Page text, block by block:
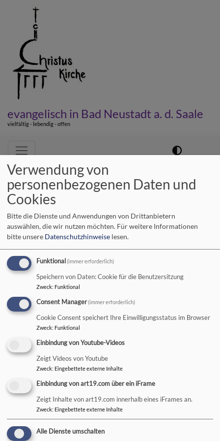
evangelisch in Bad Neustadt a. d. Saale
vielfältig - lebendig - offen
Hauptnavigation
Startseite Dekan
Dekan
Karl-Uwe Rasp wechselt als
Dekan von Uffenheim nach
Bad Neustadt
Weiterlesen
Pfarrstellen in der
Gemeinde
Verwendung von
personenbezogenen Daten und
Cookies
Bitte die Dienste und Anwendungen von Drittanbietern
auswählen, die wir nutzen möchten. Für weitere Informationen
bitte unsere Datenschutzhinweise lesen.
Funktional (immer erforderlich)
Speichern von Daten: Cookie für die Benutzersitzung
Zweck: Funktional
Consent Manager(immer erforderlich)
Cookie Consent speichert Ihre Einwilligungsstatus im Browser
Zweck: Funktional
Einbindung von Youtube-Videos
Zeigt Videos von Youtube
Zweck: Eingebettete externe Inhalte
Einbindung von art19.com über ein iFrame
Zeigt Inhalte von art19.com innerhalb eines iFrames an.
Zweck: Eingebettete externe Inhalte
Alle Dienste umschalten